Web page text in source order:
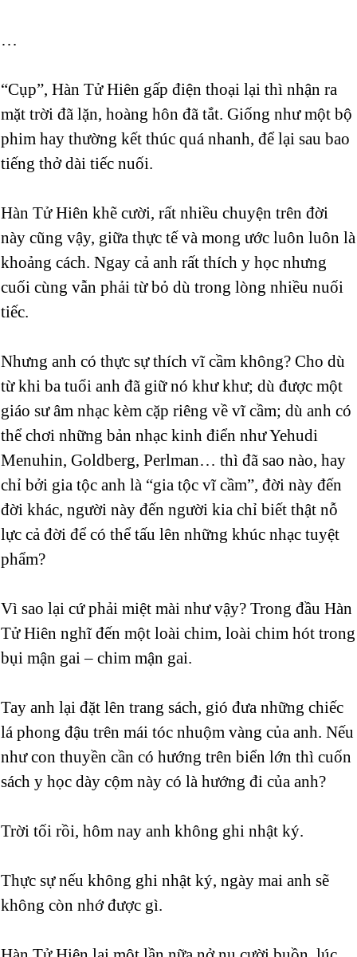
…
“Cụp”, Hàn Tử Hiên gấp điện thoại lại thì nhận ra
mặt trời đã lặn, hoàng hôn đã tắt. Giống như một bộ
phim hay thường kết thúc quá nhanh, để lại sau bao
tiếng thở dài tiếc nuối.
Hàn Tử Hiên khẽ cười, rất nhiều chuyện trên đời
này cũng vậy, giữa thực tế và mong ước luôn luôn là
khoảng cách. Ngay cả anh rất thích y học nhưng
cuối cùng vẫn phải từ bỏ dù trong lòng nhiều nuối
tiếc.
Nhưng anh có thực sự thích vĩ cầm không? Cho dù
từ khi ba tuổi anh đã giữ nó khư khư; dù được một
giáo sư âm nhạc kèm cặp riêng về vĩ cầm; dù anh có
thể chơi những bản nhạc kinh điển như Yehudi
Menuhin, Goldberg, Perlman… thì đã sao nào, hay
chỉ bởi gia tộc anh là “gia tộc vĩ cầm”, đời này đến
đời khác, người này đến người kia chỉ biết thật nỗ
lực cả đời để có thể tấu lên những khúc nhạc tuyệt
phẩm?
Vì sao lại cứ phải miệt mài như vậy? Trong đầu Hàn
Tử Hiên nghĩ đến một loài chim, loài chim hót trong
bụi mận gai – chim mận gai.
Tay anh lại đặt lên trang sách, gió đưa những chiếc
lá phong đậu trên mái tóc nhuộm vàng của anh. Nếu
như con thuyền cần có hướng trên biển lớn thì cuốn
sách y học dày cộm này có là hướng đi của anh?
Trời tối rồi, hôm nay anh không ghi nhật ký.
Thực sự nếu không ghi nhật ký, ngày mai anh sẽ
không còn nhớ được gì.